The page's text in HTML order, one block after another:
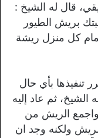
قال له الشيخ :
بريش الطيور
كل منزل ريشة
تنفيذها بأي حال
الشيخ، ثم عاد إليه
الريش من
ولكنه وجد ان